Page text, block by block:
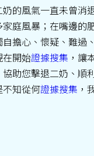
奶的風氣一直未曾消
家庭風暴；在嘴邊的
自擔心、懷疑、難過
在開始證據搜集 ，讓
協助您擊退二奶、順
不知從何證據搜集 ，